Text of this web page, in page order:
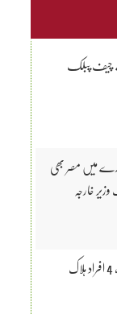
چیف پبلک
میں مصر بھی
خارجہ